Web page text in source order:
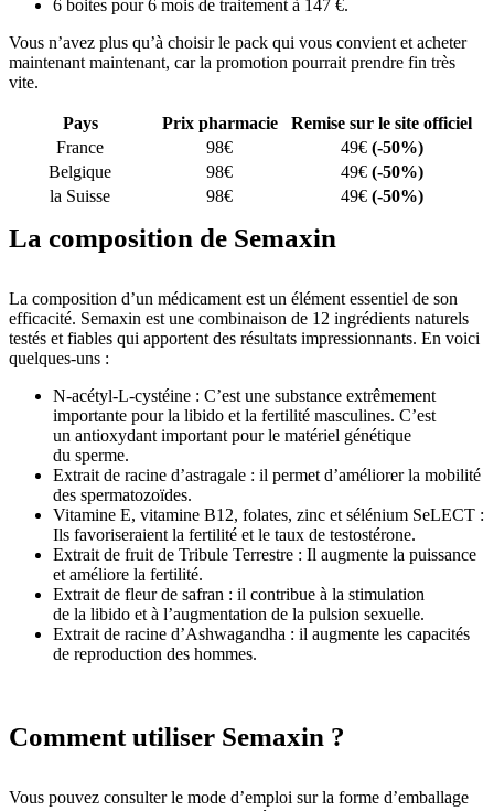
6 boites pour 6 mois de traitement à 147 €.
Vous n’avez plus qu’à choisir le pack qui vous convient et acheter
maintenant maintenant, car la promotion pourrait prendre fin très
vite.
Pays Prix pharmacie
Remise sur le site officiel
France
98€ 49€ (-50%)
Belgique
98€ 49€ (-50%)
la Suisse
98€ 49€ (-50%)
La composition de Semaxin
La composition d’un médicament est un élément essentiel de son
efficacité. Semaxin est une combinaison de 12 ingrédients naturels
testés et fiables qui apportent des résultats impressionnants. En voici
quelques-uns :
N-acétyl-L-cystéine : C’est une substance extrêmement
importante pour la libido et la fertilité masculines. C’est
un antioxydant important pour le matériel génétique
du sperme.
Extrait de racine d’astragale : il permet d’améliorer la mobilité
des spermatozoïdes.
Vitamine E, vitamine B12, folates, zinc et sélénium SeLECT :
Ils favoriseraient la fertilité et le taux de testostérone.
Extrait de fruit de Tribule Terrestre : Il augmente la puissance
et améliore la fertilité.
Extrait de fleur de safran : il contribue à la stimulation
de la libido et à l’augmentation de la pulsion sexuelle.
Extrait de racine d’Ashwagandha : il augmente les capacités
de reproduction des hommes.
Comment utiliser Semaxin ?
Vous pouvez consulter le mode d’emploi sur la forme d’emballage